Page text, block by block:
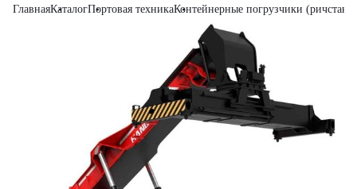
ГлавнаяКаталогПортовая техникаКонтейнерные погрузчики